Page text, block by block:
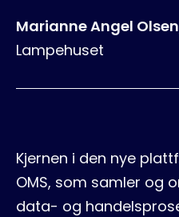
Marianne Angel Olsen
Lampehuset
Kjernen i den nye
OMS, som samler og
data- og